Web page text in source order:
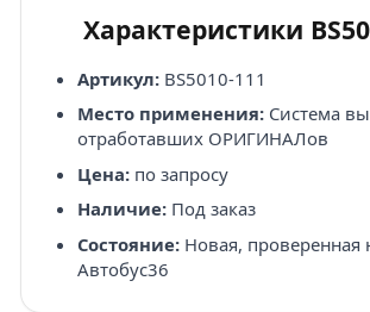
Характеристики
Артикул:BS5010-111
Место применения:Система
отработавших ОРИГИНАЛов
Цена:по запросу
Наличие:Под заказ
Состояние:Новая, проверенная
Автобус36